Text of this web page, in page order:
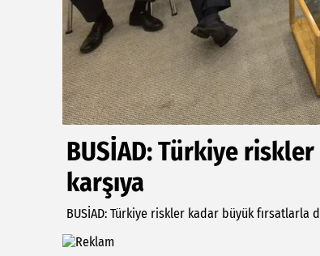
BUSİAD: Türkiye
karşıya
BUSİAD: Türkiye riskler kadar büyük fırsatlarla